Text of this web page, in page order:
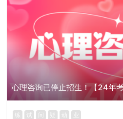
心理咨询已停止招生！【24年考
练 试 问 疑 动 业